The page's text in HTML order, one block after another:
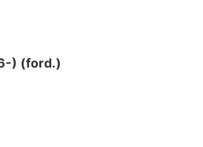
) (ford.)